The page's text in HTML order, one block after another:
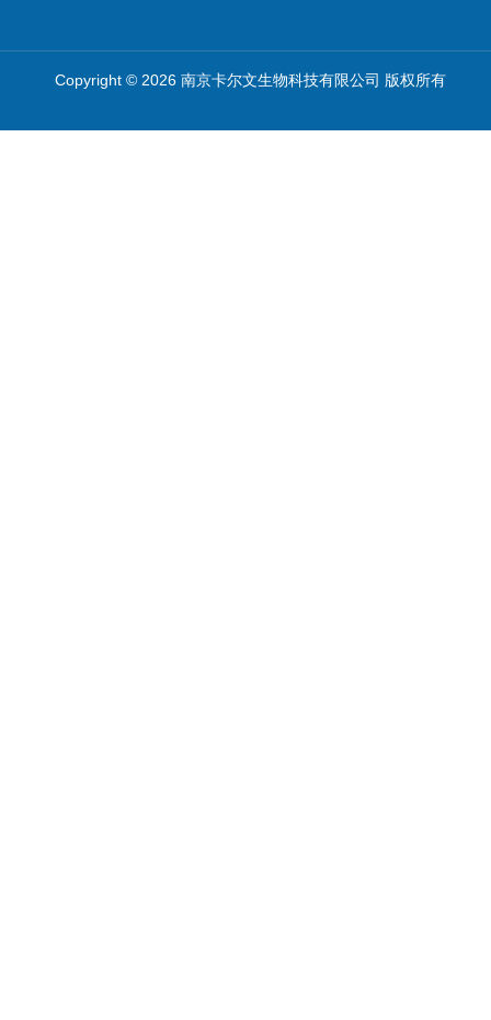
Copyright © 2026 南京卡尔文生物科技有限公司 版权所有